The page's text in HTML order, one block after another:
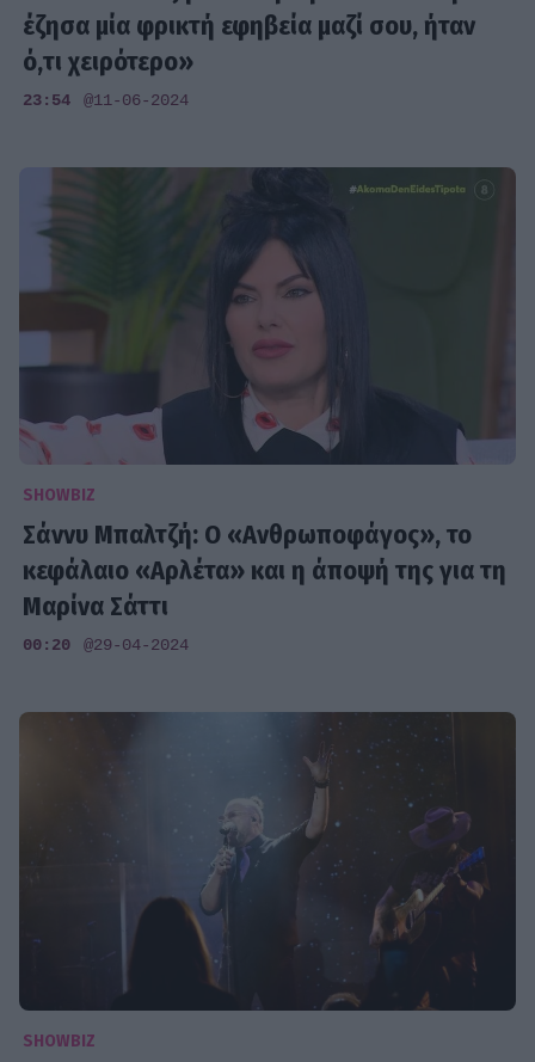
έζησα μία φρικτή εφηβεία μαζί σου, ήταν
ό,τι χειρότερο»
23:54 @11-06-2024
SHOWBIZ
Σάννυ Μπαλτζή: Ο «Ανθρωποφάγος», το
κεφάλαιο «Αρλέτα» και η άποψή της για τη
Μαρίνα Σάττι
00:20 @29-04-2024
SHOWBIZ